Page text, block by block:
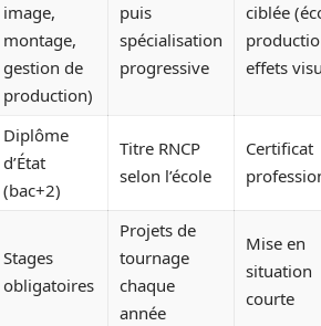
image,
montage,
gestion de
production)
puis
spécialisation
progressive
ciblée
effets
Diplôme
d’État
(bac+2)
Titre RNCP
selon l’école
Certificat
Stages
obligatoires
Projets de
tournage
chaque
année
Mise en
situation
courte